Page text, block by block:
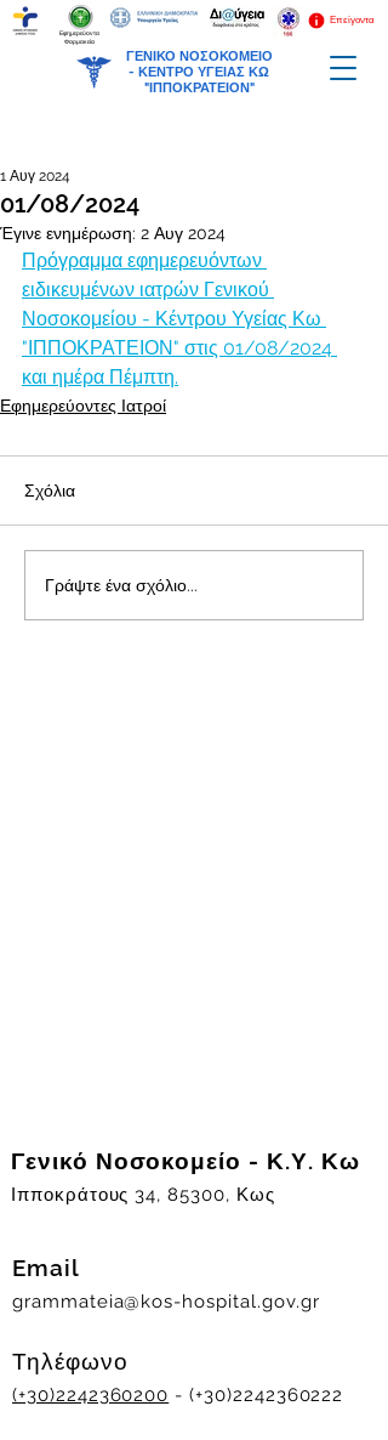
ΓΕΝΙΚΟ ΝΟΣΟΚΟΜΕΙΟ
- ΚΕΝΤΡΟ ΥΓΕΙΑΣ ΚΩ
"ΙΠΠΟΚΡΑΤΕΙΟΝ"
Επείγοντα
Εφημερεύοντα
Φαρμακεία
01/08/2024
1 Αυγ 2024
Έγινε ενημέρωση: 2 Αυγ 2024
Πρόγραμμα εφημερευόντων
ειδικευμένων ιατρών Γενικού
Νοσοκομείου - Κέντρου Υγείας Κω
"ΙΠΠΟΚΡΑΤΕΙΟΝ" στις 01/08/2024
και ημέρα Πέμπτη.
Εφημερεύοντες Ιατροί
Σχόλια
Γράψτε ένα σχόλιο...
Γενικό Νοσοκομείο - Κ.Υ. Κω
Ιπποκράτους 34, 85300, Κως
Email
grammateia@kos-hospital.gov.gr
Τηλέφωνο
(+30)2242360200 - (+30)2242360222